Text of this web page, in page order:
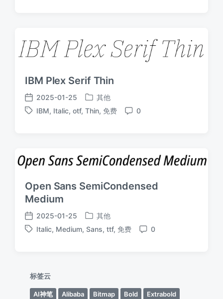
IBM Plex Serif Thin
发
布
2025-01-25
发
布
其他
标
IBM, Italic, otf, Thin, 免费
评
0
Open Sans SemiCondensed
Medium
发
布
2025-01-25
发
布
其他
标
Italic, Medium, Sans, ttf, 免费
评
0
标签云
AI神笔 Alibaba Bitmap Bold
Extrabold